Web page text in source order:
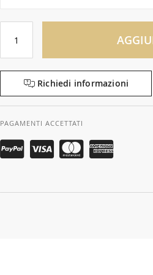
Richiedi informazioni
PAGAMENTI ACCETTATI